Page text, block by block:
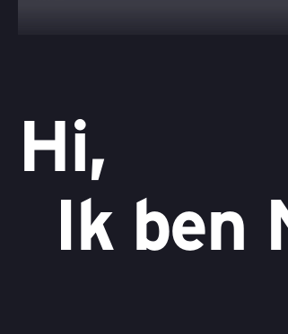
Hi,
Ik ben